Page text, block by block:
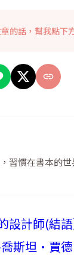
的話，幫我點下
習慣在書本的世
設計師(結
斯坦•賈